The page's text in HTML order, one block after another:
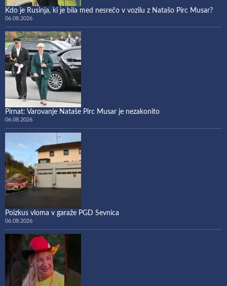
Kdo je Rusinja, ki je bila med nesrečo v vozilu z Natašo Pirc Musar?
06.08.2026
Pirnat: Varovanje Nataše Pirc Musar je nezakonito
06.08.2026
Poizkus vloma v garaže PGD Sevnica
06.08.2026